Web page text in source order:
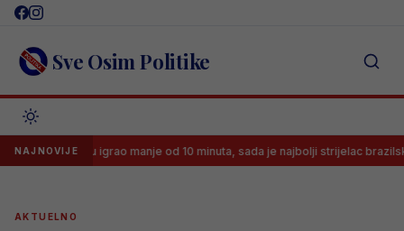
Skip
content Sve Osim Politike
NAJNOVIJEigrao manje od 10 minuta, sada je najbolji strijelac brazilske lige
AKTUELNO